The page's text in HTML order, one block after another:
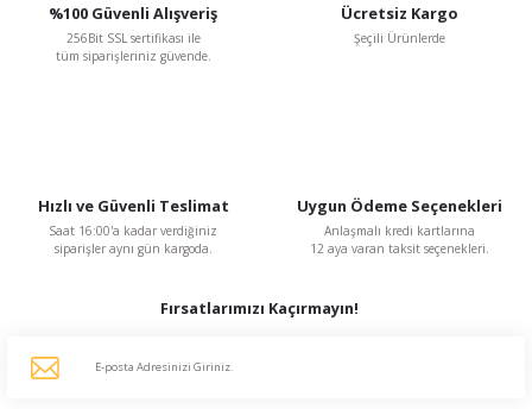
%100 Güvenli Alışveriş
256Bit SSL sertifikası ile
tüm siparişleriniz güvende.
Ücretsiz Kargo
Şeçili Ürünlerde
Hızlı ve Güvenli Teslimat
Saat 16:00'a kadar verdiğiniz
siparişler aynı gün kargoda.
Uygun Ödeme Seçenekleri
Anlaşmalı kredi kartlarına
12 aya varan taksit seçenekleri.
Fırsatlarımızı Kaçırmayın!